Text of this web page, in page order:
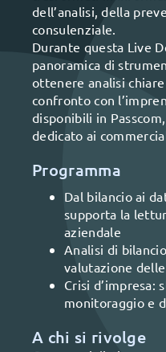
dell’analisi, della
consulenziale.
Durante questa Live
panoramica di
ottenere analisi
confronto con
disponibili in
dedicato ai
Programma
Dal bilancio ai
supporta la
aziendale
Analisi di
valutazione
Crisi d’impresa:
monitoraggio e
A chi si rivolge